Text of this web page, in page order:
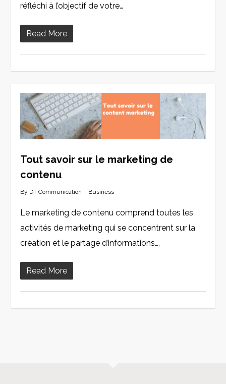
réfléchi à l’objectif de votre…
Read More
Tout savoir sur le marketing de
contenu
By DT Communication Business
Le marketing de contenu comprend toutes les
activités de marketing qui se concentrent sur la
création et le partage d’informations….
Read More
0